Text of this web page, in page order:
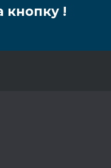
кнопку !